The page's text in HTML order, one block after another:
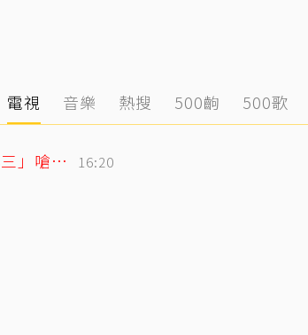
電視 音樂 熱搜 500齣 500歌
姜厚任護愛12點聲明重砲反擊！駁小24歲女友「當小三」嗆：講三小？ 16:20